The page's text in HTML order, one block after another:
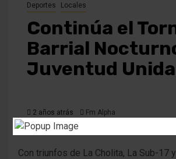
Deportes Locales
Continúa el
Barrial
Juventud Unida
2 años atrás Fm Alpha
Con triunfos de La Cholita, La Sub-17